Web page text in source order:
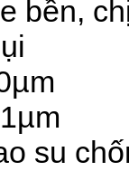
bền,
su